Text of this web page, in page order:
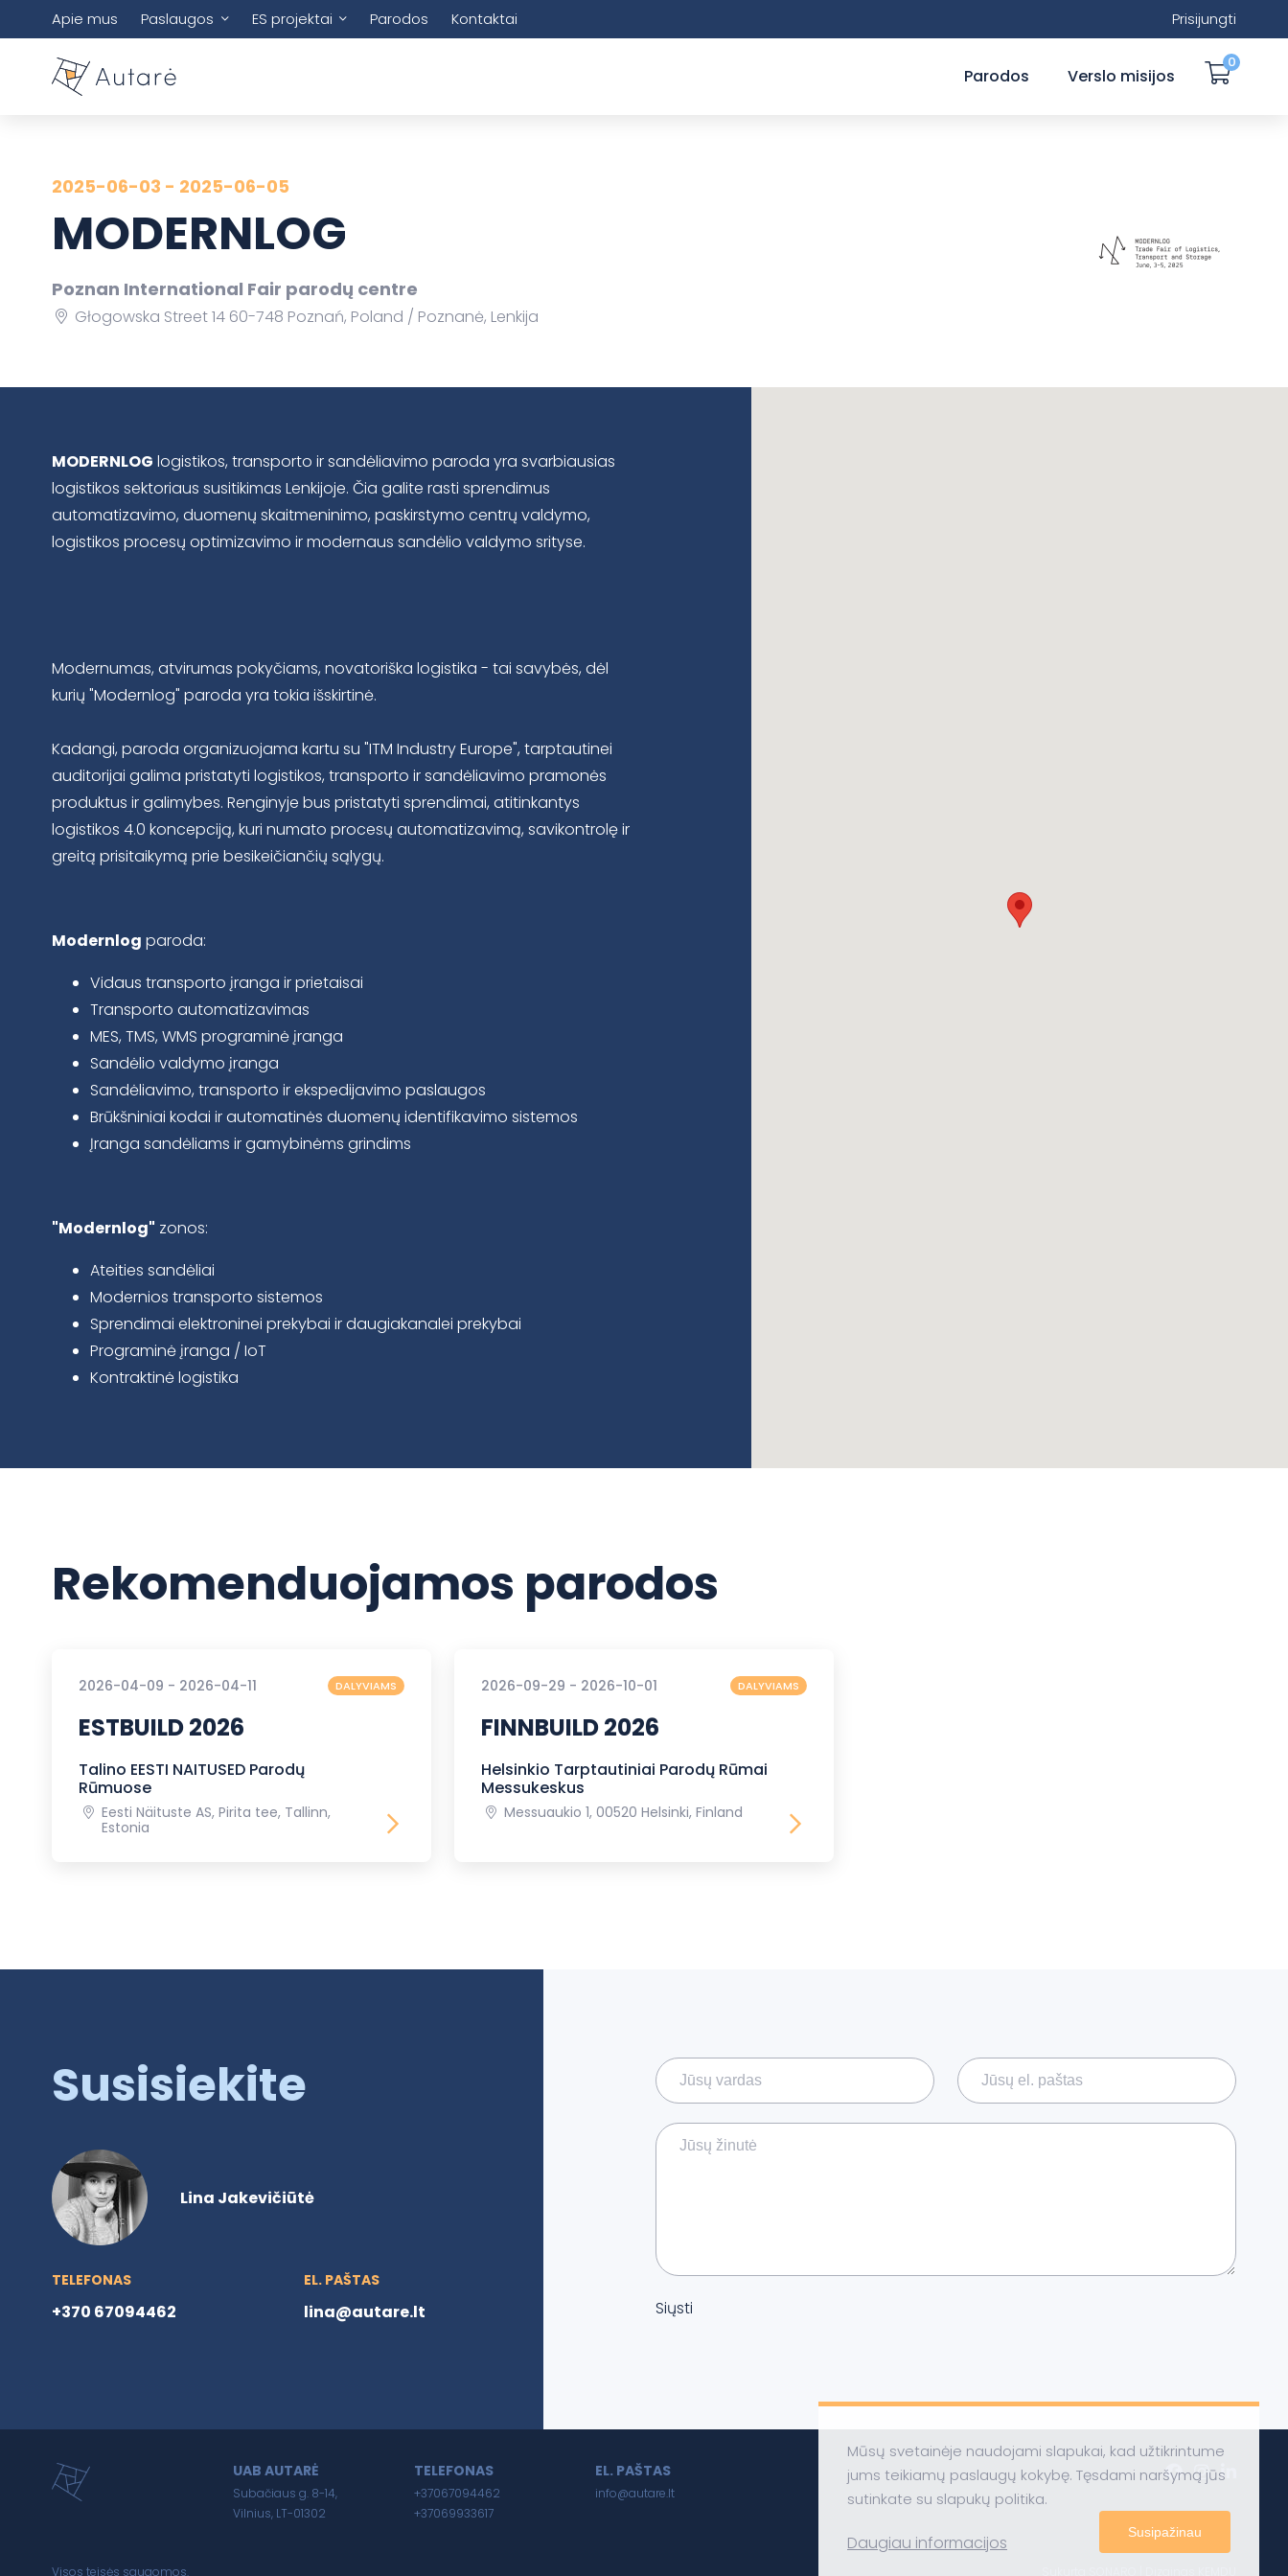
Apie mus Paslaugos ES projektai Parodos Kontaktai Prisijungti
Parodos Verslo misijos
0
2025-06-03 - 2025-06-05
MODERNLOG
Poznan International Fair parodų centre
Głogowska Street 14 60-748 Poznań, Poland Poznanė, Lenkija
MODERNLOG logistikos, transporto irsandėliavimo paroda yra svarbiausias
logistikos sektoriaus susitikimas Lenkijoje. Čia galite rasti sprendimus
automatizavimo, duomenų skaitmeninimo, paskirstymo centrų valdymo,
logistikos procesų optimizavimo irmodernaus sandėlio valdymo srityse.
Modernumas, atvirumas pokyčiams, novatoriška logistika - tai savybės, dėl
kurių "Modernlog" paroda yra tokia išskirtinė.
Kadangi, paroda organizuojama kartu su "ITM Industry Europe", tarptautinei
auditorijai galima pristatyti logistikos, transporto ir sandėliavimo pramonės
produktus ir galimybes. Renginyje bus pristatyti sprendimai, atitinkantys
logistikos 4.0 koncepciją, kuri numato procesų automatizavimą, savikontrolę ir
greitą prisitaikymą prie besikeičiančių sąlygų.
Modernlog paroda:
Vidaus transporto įranga ir prietaisai
Transporto automatizavimas
MES, TMS, WMS programinė įranga
Sandėlio valdymo įranga
Sandėliavimo, transporto ir ekspedijavimo paslaugos
Brūkšniniai kodai ir automatinės duomenų identifikavimo sistemos
Įranga sandėliams ir gamybinėms grindims
"Modernlog" zonos:
Ateities sandėliai
Modernios transporto sistemos
Sprendimai elektroninei prekybai ir daugiakanalei prekybai
Programinė įranga / IoT
Kontraktinė logistika
Rekomenduojamos parodos
2026-04-09 - 2026-04-11 DALYVIAMS
ESTBUILD 2026
Talino EESTI NAITUSED Parodų
Rūmuose
Eesti Näituste AS, Pirita tee, Tallinn,
Estonia
2026-09-29 - 2026-10-01 DALYVIAMS
FINNBUILD 2026
Helsinkio Tarptautiniai Parodų Rūmai
Messukeskus
Messuaukio 1, 00520 Helsinki, Finland
Susisiekite
Lina Jakevičiūtė
TELEFONAS
+370 67094462
EL. PAŠTAS
lina@autare.lt Siųsti
UAB AUTARĖ
Subačiaus g. 8-14,
Vilnius, LT-01302
TELEFONAS
+37067094462
+37069933617
EL. PAŠTAS
info@autare.lt
Visos teisės saugomos.
Mūsų svetainėje naudojami slapukai, kad užtikrintume
jums teikiamų paslaugų kokybę. Tęsdami naršymą jūs
sutinkate su slapukų politika.
Daugiau informacijos Susipažinau